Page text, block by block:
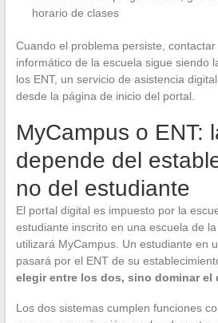
horario de clases
Cuando el problema persiste,
informático de la escuela sigue siendo
los ENT, un servicio de asistencia
desde la página de inicio del portal.
MyCampus o ENT:
depende del
no del estudiante
El portal digital es impuesto por la
estudiante inscrito en una escuela de
utilizará MyCampus. Un estudiante en
pasará por el ENT de su
elegir entre los dos, sino dominar el
Los dos sistemas cumplen funciones